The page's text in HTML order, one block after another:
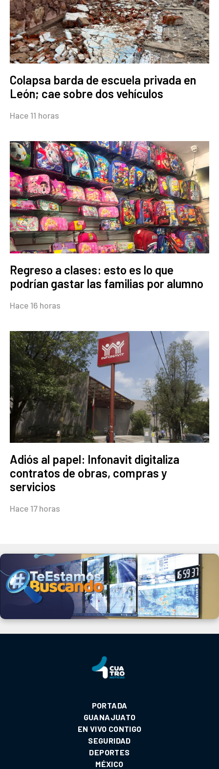
Colapsa barda de escuela privada en
León; cae sobre dos vehículos
Hace 11 horas
Regreso a clases: esto es lo que
podrían gastar las familias por alumno
Hace 16 horas
Adiós al papel: Infonavit digitaliza
contratos de obras, compras y
servicios
Hace 17 horas
PORTADA
GUANAJUATO
EN VIVO CONTIGO
SEGURIDAD
DEPORTES
MÉXICO